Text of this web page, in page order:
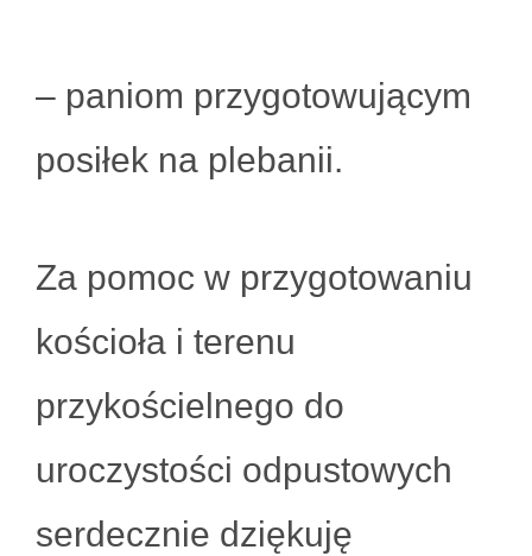
– paniom przygotowującym
posiłek na plebanii.
Za pomoc w przygotowaniu
kościoła i terenu
przykościelnego do
uroczystości odpustowych
serdecznie dziękuję